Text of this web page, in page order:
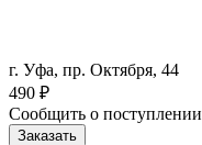
г. Уфа, пр. Октября, 44
490 ₽
Сообщить о поступлении
Заказать